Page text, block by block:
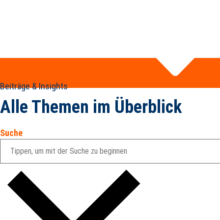
Beiträge & Insights
Alle Themen im Überblick
Suche